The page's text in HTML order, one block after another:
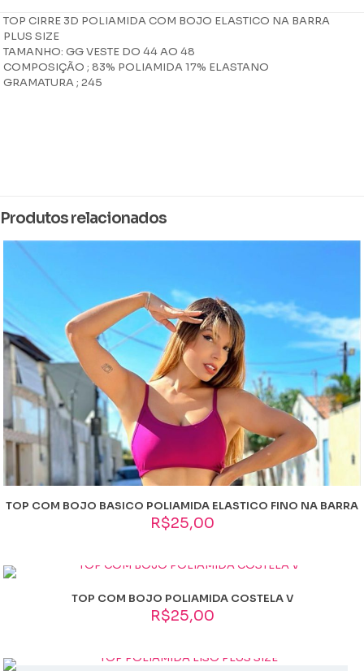
TOP CIRRE 3D POLIAMIDA COM BOJO ELASTICO NA BARRA
PLUS SIZE
TAMANHO: GG VESTE DO 44 AO 48
COMPOSIÇÃO ; 83% POLIAMIDA 17% ELASTANO
GRAMATURA ; 245
Tamanho
GG
Açai, Azul bic, AZUL INDIRA, Azul Marinho, Azul petroleo, Cinza
space, Preto, Roxo, tomate, Verde, Verde Bandeira, verde menta,
Vermelho, Vinho
Produtos relacionados
TOP COM BOJO BASICO POLIAMIDA ELASTICO FINO NA BARRA
R$25,00
TOP COM BOJO POLIAMIDA COSTELA V
R$25,00